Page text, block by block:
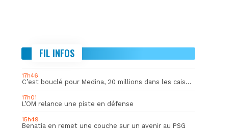
FIL INFOS
17h46
C’est bouclé pour Medina, 20 millions dans les caisses de l’OM
17h01
L’OM relance une piste en défense
15h49
Benatia en remet une couche sur un avenir au PSG